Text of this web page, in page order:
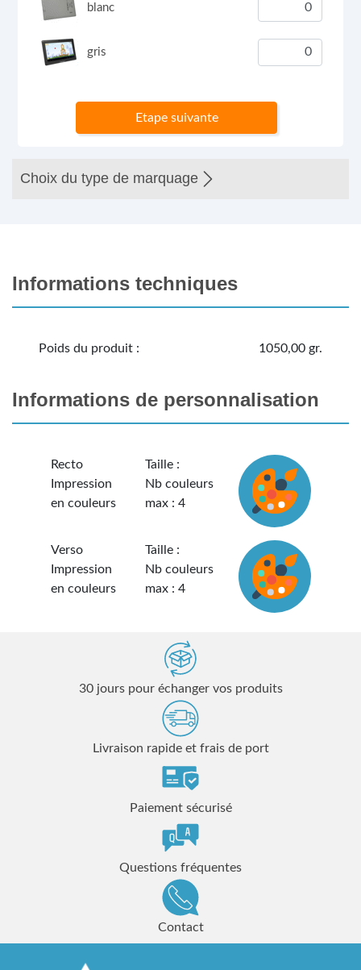
blanc
gris
Etape suivante
Choix du type de marquage
Informations techniques
Poids du produit : 1050,00 gr.
Informations de personnalisation
Recto
Impression
en couleurs
Taille :
Nb couleurs
max : 4
Verso
Impression
en couleurs
Taille :
Nb couleurs
max : 4
30 jours pour échanger vos produits
Livraison rapide et frais de port
Paiement sécurisé
Questions fréquentes
Contact